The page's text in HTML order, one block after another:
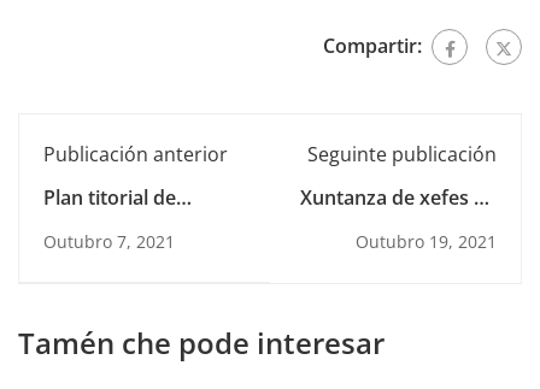
Compartir:
Publicación anterior
Plan titorial de
Secundaria
Outubro 7, 2021
Seguinte publicación
Xuntanza de xefes de
coordinadores de
Outubro 19, 2021
Tamén che pode interesar